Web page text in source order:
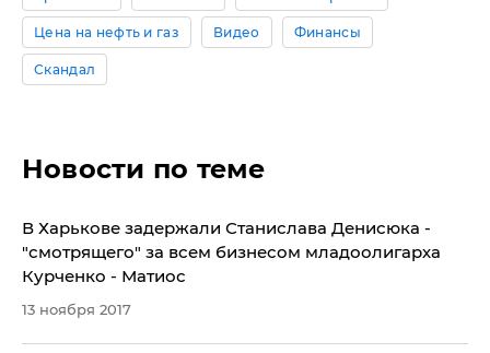
Цена на нефть и газ Видео Финансы
Скандал
Новости по теме
В Харькове задержали Станислава Денисюка -
"смотрящего" за всем бизнесом младоолигарха
Курченко - Матиос
13 ноября 2017